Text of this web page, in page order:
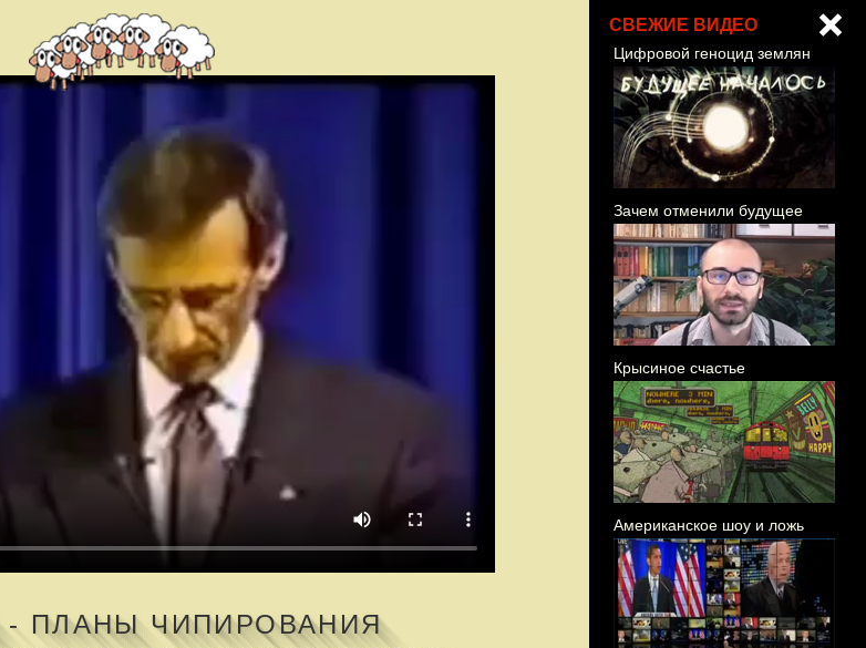
СВЕЖИЕ ВИДЕО
Цифровой геноцид землян
Зачем отменили будущее
Крысиное счастье
Американское шоу и ложь
- ПЛАНЫ ЧИПИРОВАНИЯ